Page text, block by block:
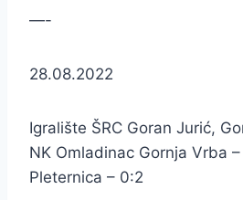
—-
28.08.2022
Igralište ŠRC Goran Jurić,
NK Omladinac Gornja Vrba
Pleternica – 0:2